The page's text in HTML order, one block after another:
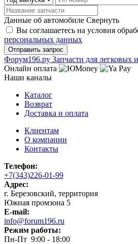
Данные об автомобиле Свернуть
Вы соглашаетесь на условия
персональных данных
Фoрум196.ру Запчасти для легковых
Онлайн оплата
Наши каналы
Каталог
Возврат
Доставка и оплата
Клиентам
О компании
Контакты
Телефон:
+7(343)226-01-99
Адрес:
г. Березовский, территория
Южная промзона 5
E-mail:
info@forum196.ru
Режим работы:
Пн-Пт 9:00 - 18:00